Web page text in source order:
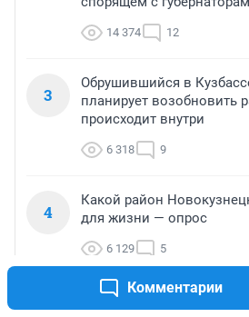
Комментарии
14 374 12
3
Обрушившийся в
планирует возобновить
происходит внутри
6 318 9
4
Какой район
для жизни — опрос
6 129 5
5
Новый логистический